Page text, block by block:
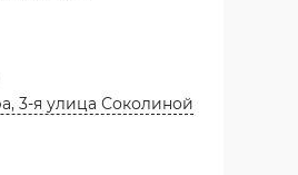
3-я улица Соколиной